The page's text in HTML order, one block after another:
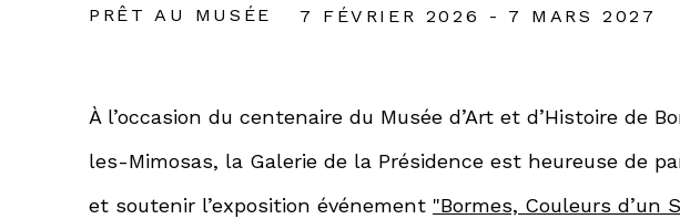
PRÊT AU MUSÉE 7 FÉVRIER 2026 - 7 MARS 2027
À l’occasion du centenaire du Musée d’Art et d’Histoire de
les-Mimosas, la Galerie de la Présidence est heureuse de
et soutenir l’exposition événement "Bormes, Couleurs d’un